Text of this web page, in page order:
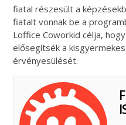
fiatal részesült a
fiatalt vonnak be a
Loffice Coworkid célja,
elősegítsék a
érvényesülését.